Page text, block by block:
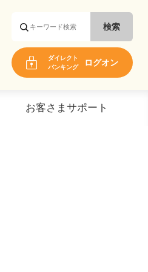
ダイレクト
バンキング
ログオン
お客さまサポート